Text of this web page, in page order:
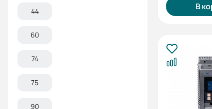
44
60
74
75
90
В